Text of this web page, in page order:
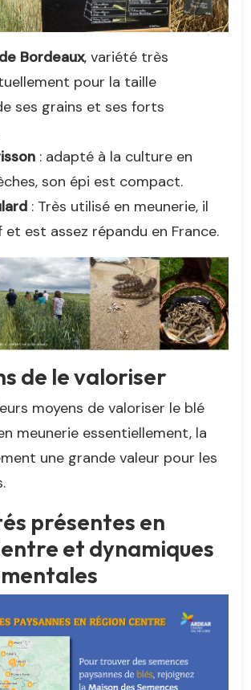
Bordeaux, variété très
pour la taille
ses grains et ses forts
: adapté à la culture en
son épi est compact.
: Très utilisé en meunerie, il
est assez répandu en France.
de le valoriser
moyens de valoriser le blé
meunerie essentiellement, la
une grande valeur pour les
présentes en
et dynamiques